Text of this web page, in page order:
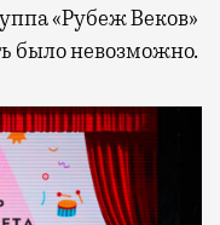
«Рубеж Веков»
было невозможно.